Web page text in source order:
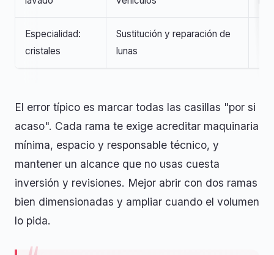
Especialidad:
cristales
Sustitución y reparación de
lunas
El error típico es marcar todas las casillas "por si
acaso". Cada rama te exige acreditar maquinaria
mínima, espacio y responsable técnico, y
mantener un alcance que no usas cuesta
inversión y revisiones. Mejor abrir con dos ramas
bien dimensionadas y ampliar cuando el volumen
lo pida.